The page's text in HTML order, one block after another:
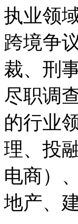
执业领
跨境争
裁、刑
尽职调
的行业
理、投
电商）
地产、